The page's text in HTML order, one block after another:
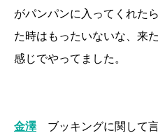
がパンパンに入ってくれた
た時はもったいないな、来
感じでやってました。
金澤
ブッキングに関して